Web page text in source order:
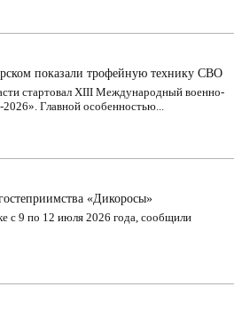
показали трофейную технику СВО
стартовал XIII Международный военно-
Главной особенностью...
«Дикоросы»
с 9 по 12 июля 2026 года, сообщили